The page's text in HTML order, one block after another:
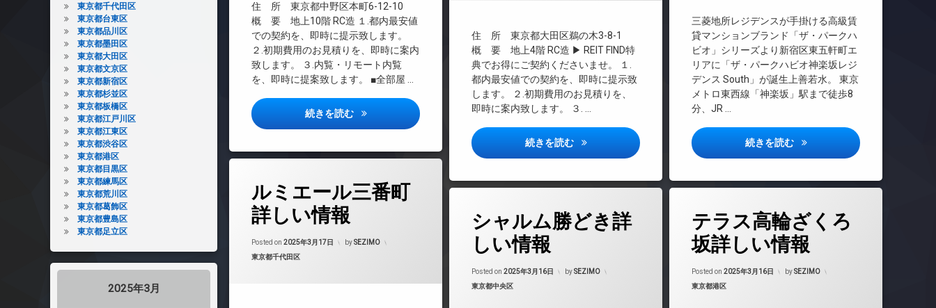
住 所 東京都中野区本町6-12-10
概 要 地上10階 RC造 １.都内最安値
での契約を、即時に提示致します。
２.初期費用のお見積りを、即時に案内
致します。 ３.内覧・リモート内覧
を、即時に提案致します。 ■全部屋 …
続きを読む コンフォリア・リヴ新中野サウス詳しい情報
オートロック
デザイナーズ
バイク置き場
宅配ボックス
敷地内ゴミ置き場
防犯カメラ
駐車場
三菱地所レジデンスが手掛ける高級賃
貸マンションブランド「ザ・パークハ
ビオ」シリーズより新宿区東五軒町エ
リアに「ザ・パークハビオ神楽坂レジ
デンス South」が誕生上善若水。 東京
メトロ東西線「神楽坂」駅まで徒歩8
分、JR …
続きを読む ザ・パークハビオ神楽坂レジ
オートロック
デザイナーズ
バイク置き場
ペット可
内廊下
敷地内ゴミ置き場
防犯カメラ
住 所 東京都大田区鵜の木3-8-1
概 要 地上4階 RC造 ▶ REIT FIND特
典でお得にご契約くださいませ。 １.
都内最安値での契約を、即時に提示致
します。 ２.初期費用のお見積りを、
即時に案内致します。 ３. …
続きを読む ラフィスタ鵜の木詳しい情報
オートロック
デザイナーズ
ペット可
宅配ボックス
敷地内ゴミ置き場
ルミエール三番町
詳しい情報
Posted on 2025年3月17日 bySEZIMO
カテゴリー:
東京都千代田区
24時間管理
CATV
シャルム勝どき詳
しい情報
Posted on 2025年3月16日 bySEZIMO
カテゴリー:
東京都中央区
24時間管理
CATV
テラス高輪ざくろ
坂詳しい情報
Posted on 2025年3月16日 bySEZIMO
カテゴリー:
東京都港区
24時間管理
CATV
東京都千代田区
東京都台東区
東京都品川区
東京都墨田区
東京都大田区
東京都文京区
東京都新宿区
東京都杉並区
東京都板橋区
東京都江戸川区
東京都江東区
東京都渋谷区
東京都港区
東京都目黒区
東京都練馬区
東京都荒川区
東京都葛飾区
東京都豊島区
東京都足立区
2025年3月